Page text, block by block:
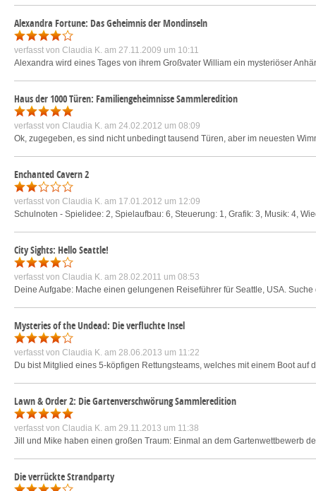
Alexandra Fortune: Das Geheimnis der Mondinseln
verfasst von Claudia K. am 27.11.2009 um 10:11
Alexandra wird eines Tages von ihrem Großvater William ein mysteriöser
Haus der 1000 Türen: Familiengeheimnisse Sammleredition
verfasst von Claudia K. am 24.02.2012 um 08:09
Ok, zugegeben, es sind nicht unbedingt tausend Türen, aber im neuesten
Enchanted Cavern 2
verfasst von Claudia K. am 17.01.2012 um 12:09
Schulnoten - Spielidee: 2, Spielaufbau: 6, Steuerung: 1, Grafik: 3, Musik: 4,
City Sights: Hello Seattle!
verfasst von Claudia K. am 28.02.2011 um 08:53
Deine Aufgabe: Mache einen gelungenen Reiseführer für Seattle, USA.
Mysteries of the Undead: Die verfluchte Insel
verfasst von Claudia K. am 28.06.2013 um 11:22
Du bist Mitglied eines 5-köpfigen Rettungsteams, welches mit einem Boot
Lawn & Order 2: Die Gartenverschwörung Sammleredition
verfasst von Claudia K. am 29.11.2013 um 11:38
Jill und Mike haben einen großen Traum: Einmal an dem Gartenwettbewerb
Die verrückte Strandparty